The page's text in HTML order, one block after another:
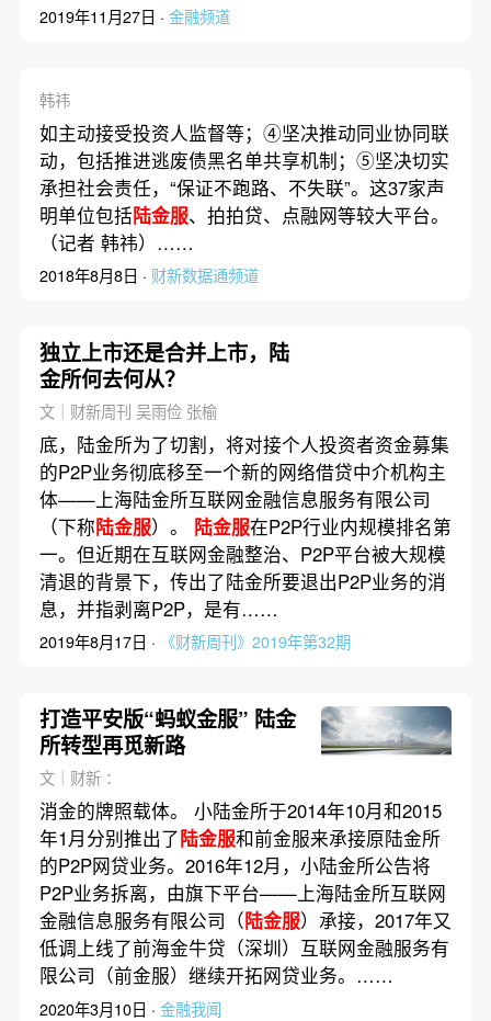
2019年11月27日 · 金融频道
韩祎
如主动接受投资人监督等；④坚决推动同业协同联
动，包括推进逃废债黑名单共享机制；⑤坚决切实
承担社会责任，“保证不跑路、不失联”。这37家声
明单位包括陆金服、拍拍贷、点融网等较大平台。
（记者 韩祎）……
2018年8月8日 · 财新数据通频道
独立上市还是合并上市，陆
金所何去何从？
文｜财新周刊 吴雨俭 张榆
底，陆金所为了切割，将对接个人投资者资金募集
的P2P业务彻底移至一个新的网络借贷中介机构主
体——上海陆金所互联网金融信息服务有限公司
（下称陆金服）。 陆金服在P2P行业内规模排名第
一。但近期在互联网金融整治、P2P平台被大规模
清退的背景下，传出了陆金所要退出P2P业务的消
息，并指剥离P2P，是有……
2019年8月17日 · 《财新周刊》2019年第32期
打造平安版“蚂蚁金服” 陆金
所转型再觅新路
文｜财新 ：
消金的牌照载体。 小陆金所于2014年10月和2015
年1月分别推出了陆金服和前金服来承接原陆金所
的P2P网贷业务。2016年12月，小陆金所公告将
P2P业务拆离，由旗下平台——上海陆金所互联网
金融信息服务有限公司（陆金服）承接，2017年又
低调上线了前海金牛贷（深圳）互联网金融服务有
限公司（前金服）继续开拓网贷业务。……
2020年3月10日 · 金融我闻